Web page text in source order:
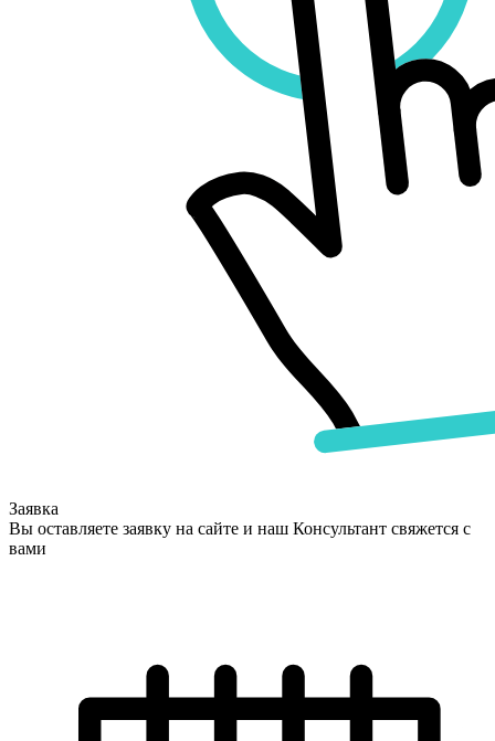
Заявка
Вы оставляете заявку на сайте и наш Консультант свяжется с
вами